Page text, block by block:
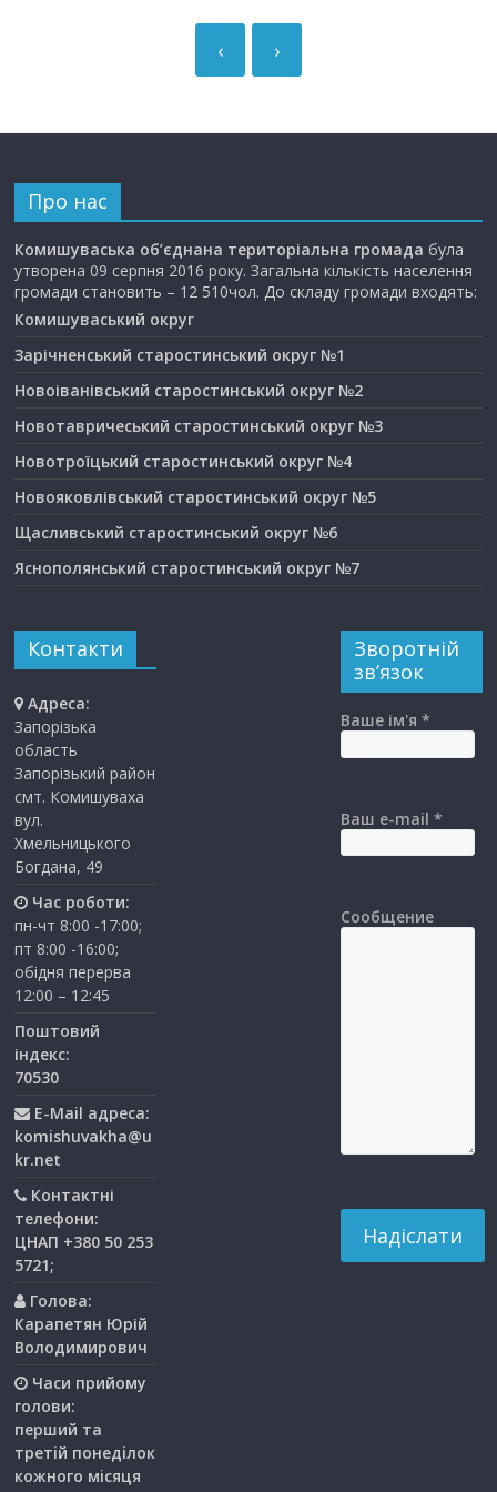
›
‹
Про нас
Комишуваська об’єднана територіальна громада була
утворена 09 серпня 2016 року. Загальна кількість населення
громади становить – 12 510чол. До складу громади входять:
Комишуваський округ
Зарічненський старостинський округ №1
Новоіванівський старостинський округ №2
Новотавричеський старостинський округ №3
Новотроїцький старостинський округ №4
Новояковлівський старостинський округ №5
Щасливський старостинський округ №6
Яснополянський старостинський округ №7
Контакти
Адреса:
Запорізька
область
Запорізький район
смт. Комишуваха
вул.
Хмельницького
Богдана, 49
Час роботи:
пн-чт 8:00 -17:00;
пт 8:00 -16:00;
обідня перерва
12:00 – 12:45
Поштовий
індекс:
70530
E-Mail адреса:
komishuvakha@u
kr.net
Контактні
телефони:
ЦНАП +380 50 253
5721;
Голова:
Карапетян Юрій
Володимирович
Часи прийому
голови:
перший та
третiй понедiлок
кожного мiсяця
Зворотній
зв’язок
Ваше ім'я *
Ваш e-mail *
Сообщение